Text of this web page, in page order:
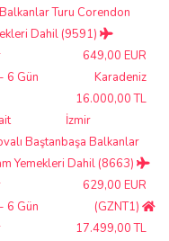
Turu Corendon
Dahil (9591)
649,00 EUR
6 Gün
Karadeniz
16.000,00 TL
İzmir
Baştanbaşa Balkanlar
Yemekleri Dahil (8663)
629,00 EUR
6 Gün
(GZNT1)
17.499,00 TL